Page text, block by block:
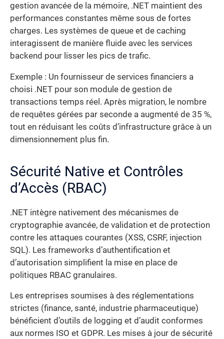
gestion avancée de la mémoire, .NET maintient des
performances constantes même sous de fortes
charges. Les systèmes de queue et de caching
interagissent de manière fluide avec les services
backend pour lisser les pics de trafic.
Exemple : Un fournisseur de services financiers a
choisi .NET pour son module de gestion de
transactions temps réel. Après migration, le nombre
de requêtes gérées par seconde a augmenté de 35 %,
tout en réduisant les coûts d’infrastructure grâce à un
dimensionnement plus fin.
Sécurité Native et Contrôles
d’Accès (RBAC)
.NET intègre nativement des mécanismes de
cryptographie avancée, de validation et de protection
contre les attaques courantes (XSS, CSRF, injection
SQL). Les frameworks d’authentification et
d’autorisation simplifient la mise en place de
politiques RBAC granulaires.
Les entreprises soumises à des réglementations
strictes (finance, santé, industrie pharmaceutique)
bénéficient d’outils de logging et d’audit conformes
aux normes ISO et GDPR. Les mises à jour de sécurité